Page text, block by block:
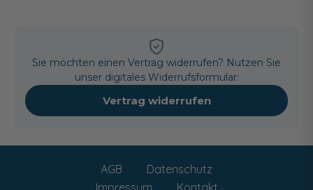
Sie möchten einen Vertrag widerrufen? Nutzen Sie
unser digitales Widerrufsformular:
Vertrag widerrufen
AGB
Datenschutz
Impressum
Kontakt